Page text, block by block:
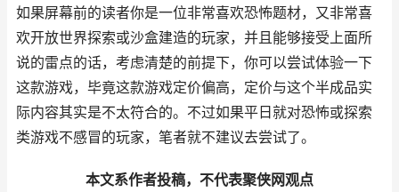
如果屏幕前的读者你是一位非常喜欢恐怖题材，又非常喜
欢开放世界探索或沙盒建造的玩家，并且能够接受上面所
说的雷点的话，考虑清楚的前提下，你可以尝试体验一下
这款游戏，毕竟这款游戏定价偏高，定价与这个半成品实
际内容其实是不太符合的。不过如果平日就对恐怖或探索
类游戏不感冒的玩家，笔者就不建议去尝试了。
本文系作者投稿，不代表聚侠网观点